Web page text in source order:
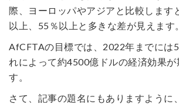
際、ヨーロッパやアジアと比較します
以上、55％以上と多きな差が見えます。
AfCFTAの目標では、2022年までには
れによって約4500億ドルの経済効果が
す。
さて、記事の題名にもありますように